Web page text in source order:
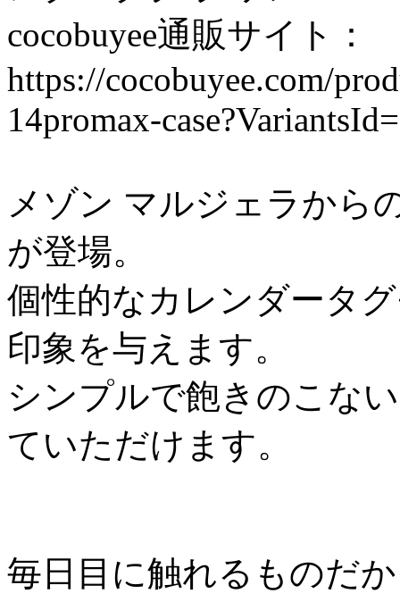
cocobuyee通販サイト：
https://cocobuyee.com/
14promax-
メゾン マルジェラから
が登場。
個性的なカレンダータ
印象を与えます。
シンプルで飽きのこな
ていただけます。
毎日目に触れるものだ